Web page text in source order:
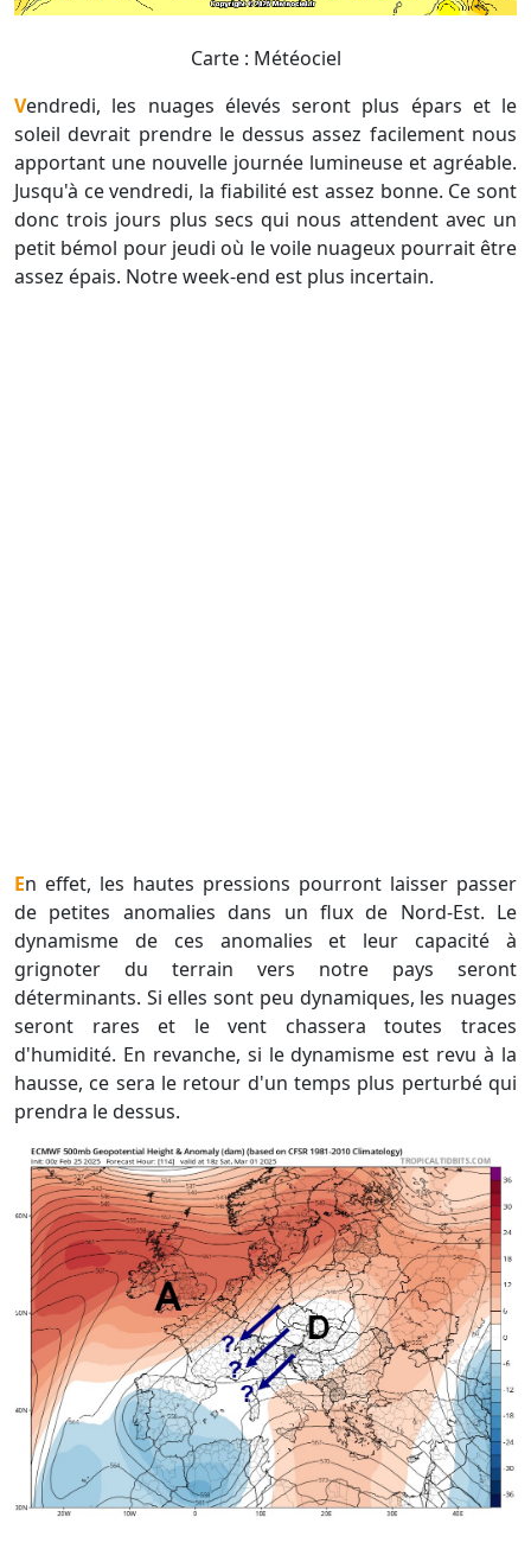
Carte : Météociel
Vendredi, les nuages élevés seront plus épars et le
soleil devrait prendre le dessus assez facilement nous
apportant une nouvelle journée lumineuse et agréable.
Jusqu'à ce vendredi, la fiabilité est assez bonne. Ce sont
donc trois jours plus secs qui nous attendent avec un
petit bémol pour jeudi où le voile nuageux pourrait être
assez épais. Notre week-end est plus incertain.
En effet, les hautes pressions pourront laisser passer
de petites anomalies dans un flux de Nord-Est. Le
dynamisme de ces anomalies et leur capacité à
grignoter du terrain vers notre pays seront
déterminants. Si elles sont peu dynamiques, les nuages
seront rares et le vent chassera toutes traces
d'humidité. En revanche, si le dynamisme est revu à la
hausse, ce sera le retour d'un temps plus perturbé qui
prendra le dessus.